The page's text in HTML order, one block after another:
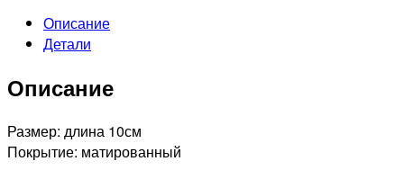
профессиональный
диагональный
Описание
Детали
Описание
Размер: длина 10см
Покрытие: матированный